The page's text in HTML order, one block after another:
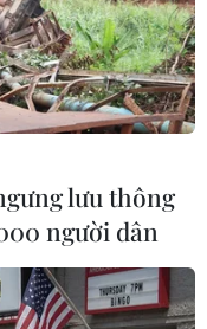
tổ chức diễn tập
phòng
cuộc gặp không
luận về tiến
hai bên trong
tướng Phan Văn
lưu thông
người dân